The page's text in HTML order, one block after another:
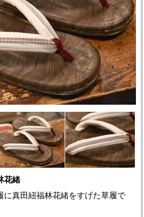
花緒
に真田紐福林花緒をすげた草履で